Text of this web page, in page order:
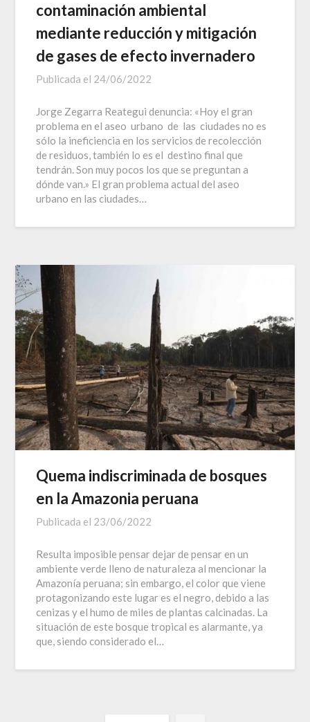
contaminación ambiental
mediante reducción y mitigación
de gases de efecto invernadero
Publicada el 24/06/2022
Jorge Zegarra Reategui denuncia: «Hoy el gran
problema en el aseo urbano de las ciudades no es
sólo la ineficiencia en los servicios de recolección
de residuos, también lo es el destino final que
tendrán. Son muy pocos los que se preguntan a
dónde van.» El gran problema actual del aseo
urbano en las ciudades…
Quema indiscriminada de bosques
en la Amazonia peruana
Publicada el 23/06/2022
Resulta imposible pensar dejar de pensar en un
ambiente verde lleno de naturaleza al mencionar la
Amazonía peruana; sin embargo, el color que viene
protagonizando este lugar es el negro, debido a las
cenizas y el humo de miles de plantas calcinadas. La
situación de este bosque tropical es alarmante, ya
que, siendo considerado el…